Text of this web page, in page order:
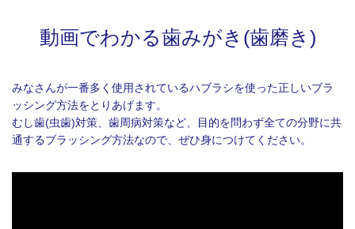
動画でわかる歯みがき(歯磨き)
みなさんが一番多く使用されているハブラシを使った正しいブラ
ッシング方法をとりあげます。
むし歯(虫歯)対策、歯周病対策など、目的を問わず全ての分野に共
通するブラッシング方法なので、ぜひ身につけてください。